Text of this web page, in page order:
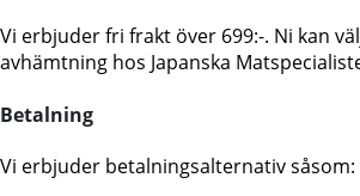
Vi erbjuder fri frakt över 699:-. Ni kan
avhämtning hos Japanska
Betalning
Vi erbjuder betalningsalternativ såsom: